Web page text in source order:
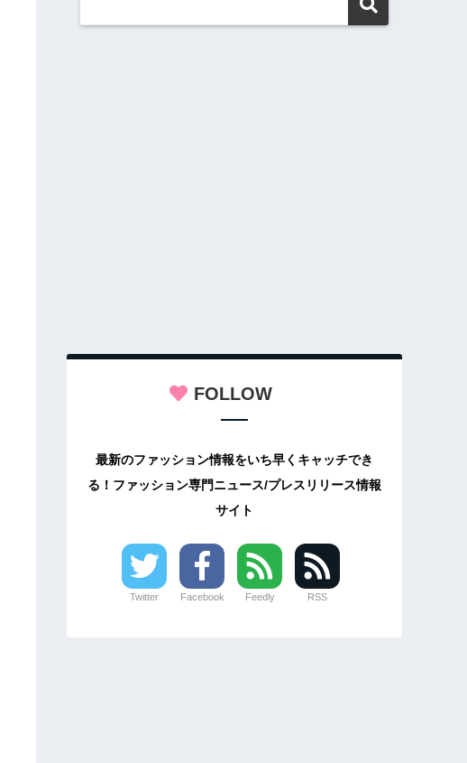
FOLLOW
最新のファッション情報をいち早くキャッチでき
る！ファッション専門ニュース/プレスリリース情報
サイト
Twitter Facebook Feedly RSS